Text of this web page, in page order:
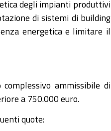
degli impianti produttivi
di sistemi di building
energetica e limitare il
ammissibile di
a 750.000 euro.
quote: